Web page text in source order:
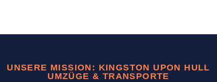
UNSERE MISSION: KINGSTON UPON HULL
UMZÜGE & TRANSPORTE